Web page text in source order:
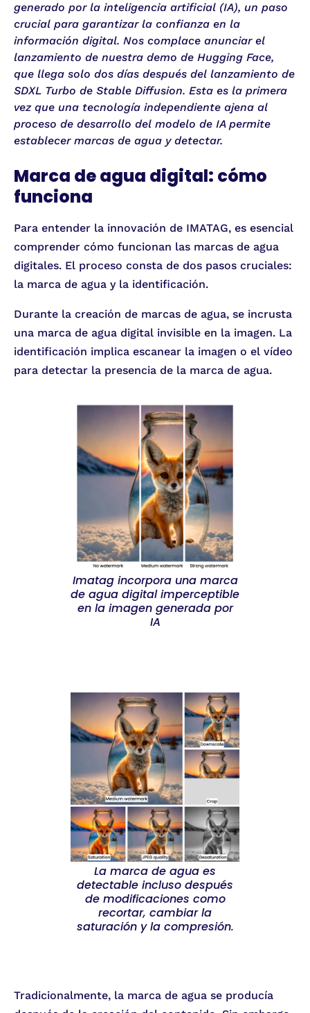
generado por la inteligencia artificial (IA), un paso
crucial para garantizar la confianza en la
información digital. Nos complace anunciar el
lanzamiento de nuestra demo de Hugging Face,
que llega solo dos días después del lanzamiento de
SDXL Turbo de Stable Diffusion. Esta es la primera
vez que una tecnología independiente ajena al
proceso de desarrollo del modelo de IA permite
establecer marcas de agua y detectar.
Marca de agua digital: cómo
funciona
Para entender la innovación de IMATAG, es esencial
comprender cómo funcionan las marcas de agua
digitales. El proceso consta de dos pasos cruciales:
la marca de agua y la identificación.
Durante la creación de marcas de agua, se incrusta
una marca de agua digital invisible en la imagen. La
identificación implica escanear la imagen o el vídeo
para detectar la presencia de la marca de agua.
Imatag incorpora una marca
de agua digital imperceptible
en la imagen generada por
IA
La marca de agua es
detectable incluso después
de modificaciones como
recortar, cambiar la
saturación y la compresión.
Tradicionalmente, la marca de agua se producía